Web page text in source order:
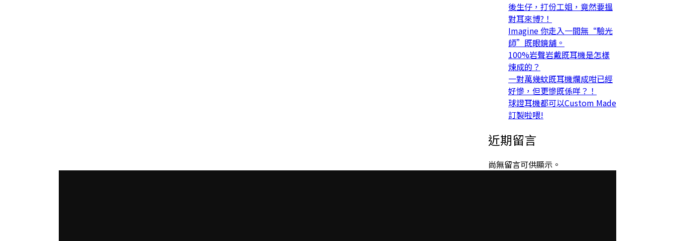
後生仔，打份工姐，竟然要搵
對耳來博?！
Imagine 你走入一間無“驗光
師”既眼鏡舖。
100%岩聲岩戴既耳機是怎樣
煉成的？
一對萬幾蚊既耳機爛成咁已經
好慘，但更慘既係咩？！
球證耳機都可以Custom Made
訂製啦喂!
近期留言
尚無留言可供顯示。